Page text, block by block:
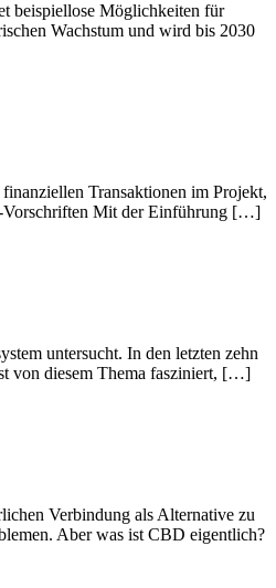
beispiellose Möglichkeiten für
Wachstum und wird bis 2030
Transaktionen im Projekt,
Vorschriften Mit der Einführung […]
untersucht. In den letzten zehn
von diesem Thema fasziniert, […]
Verbindung als Alternative zu
Aber was ist CBD eigentlich?